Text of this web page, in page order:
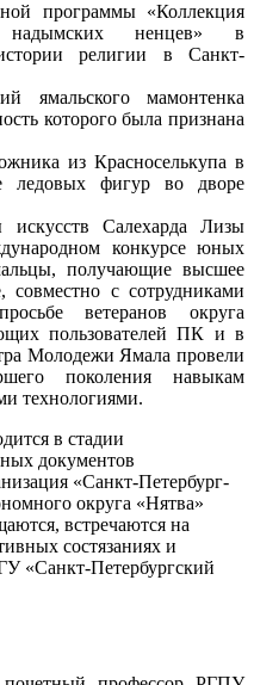
программы «Коллекция
надымских ненцев» в
религии в Санкт-
ямальского мамонтенка
которого была признана
из Красноселькупа в
ледовых фигур во дворе
Салехарда Лизы
конкурсе юных
получающие высшее
совместно с сотрудниками
ветеранов округа
пользователей ПК и в
Молодежи Ямала провели
поколения навыкам
технологиями.
в стадии
документов
«Санкт-Петербург-
округа «Нятва»
встречаются на
состязаниях и
«Санкт-Петербургский